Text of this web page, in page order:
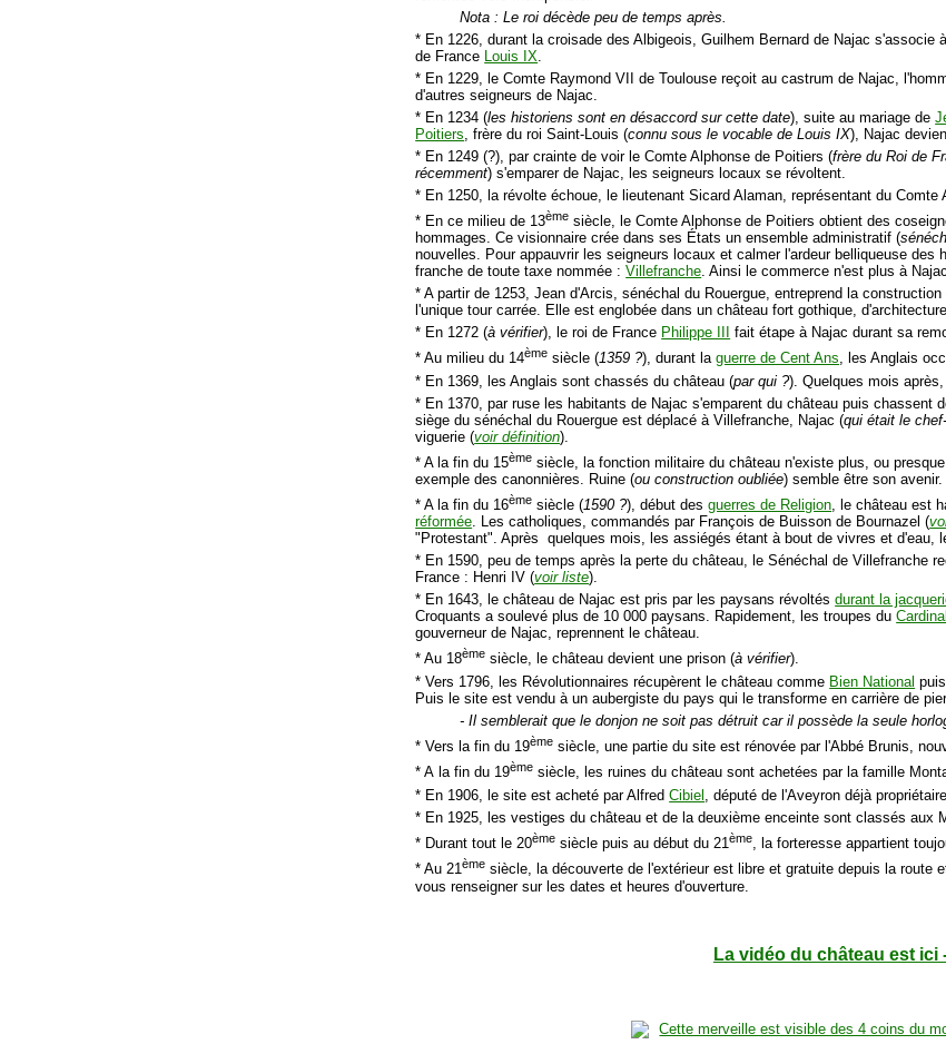
Nota : Le roi décède peu de temps après.
* En 1226, durant la croisade des Albigeois, Guilhem Bernard de Najac s'associe
de France Louis IX
* En 1229, le Comte Raymond VII de Toulouse reçoit au castrum de Najac,
d'autres seigneurs de Najac.
* En 1234 (les historiens sont en désaccord sur cette date), suite au mariage de
Poitiers , frère du roi Saint-Louis (connu sous le vocable de Louis IX), Najac
* En 1249 (?), par crainte de voir le Comte Alphonse de Poitiers (frère du Roi de
récemment) s'emparer de Najac, les seigneurs locaux se révoltent.
* En 1250, la révolte échoue, le lieutenant Sicard Alaman, représentant du Comte
* En ce milieu de 13ème siècle, le Comte Alphonse de Poitiers obtient des
hommages. Ce visionnaire crée dans ses États un ensemble administratif (
nouvelles. Pour appauvrir les seigneurs locaux et calmer l'ardeur belliqueuse
franche de toute taxe nommée :Villefranche. Ainsi le commerce n'est plus à
* A partir de 1253, Jean d'Arcis, sénéchal du Rouergue, entreprend la
l'unique tour carrée. Elle est englobée dans un château fort gothique,
* En 1272 (à vérifier), le roi de France Philippe III
fait étape à Najac durant sa
* Au milieu du 14ème siècle (1359 ?), durant laguerre de Cent Ans, les Anglais
* En 1369, les Anglais sont chassés du château (par qui ?). Quelques mois
* En 1370, par ruse les habitants de Najac s'emparent du château puis chassent
siège du sénéchal du Rouergue est déplacé à Villefranche, Najac (qui était le
viguerie (voir définition).
* A la fin du 15ème siècle, la fonction militaire du château n'existe plus, ou
exemple des canonnières. Ruine (ou construction oubliée) semble être son avenir.
* A la fin du 16ème siècle (1590 ?), début desguerres de Religion, le château est
réformée. Les catholiques, commandés par François de Buisson de Bournazel (
"Protestant". Après quelques mois, les assiégés étant à bout de vivres et d'eau,
* En 1590, peu de temps après la perte du château, le Sénéchal de Villefranche
France : Henri IV (voir liste).
* En 1643, le château de Najac est pris par les paysans révoltésdurant la
Croquants a soulevé plus de 10 000 paysans. Rapidement, les troupes du
gouverneur de Najac, reprennent le château.
* Au 18ème siècle, le château devient une prison (à vérifier).
* Vers 1796, les Révolutionnaires récupèrent le château comme Bien National
Puis le site est vendu à un aubergiste du pays qui le transforme en carrière de
- Il semblerait que le donjon ne soit pas détruit car il possède la seule
* Vers la fin du 19ème siècle, une partie du site est rénovée par l'Abbé Brunis,
* A la fin du 19ème siècle, les ruines du château sont achetées par la famille
* En 1906, le site est acheté par AlfredCibiel , député de l'Aveyron déjà
* En 1925, les vestiges du château et de la deuxième enceinte sont classés aux
* Durant tout le 20ème siècle puis au début du 21ème, la forteresse appartient
* Au 21ème siècle, la découverte de l'extérieur est libre et gratuite depuis la route
vous renseigner sur les dates et heures d'ouverture.
La vidéo du château est ici